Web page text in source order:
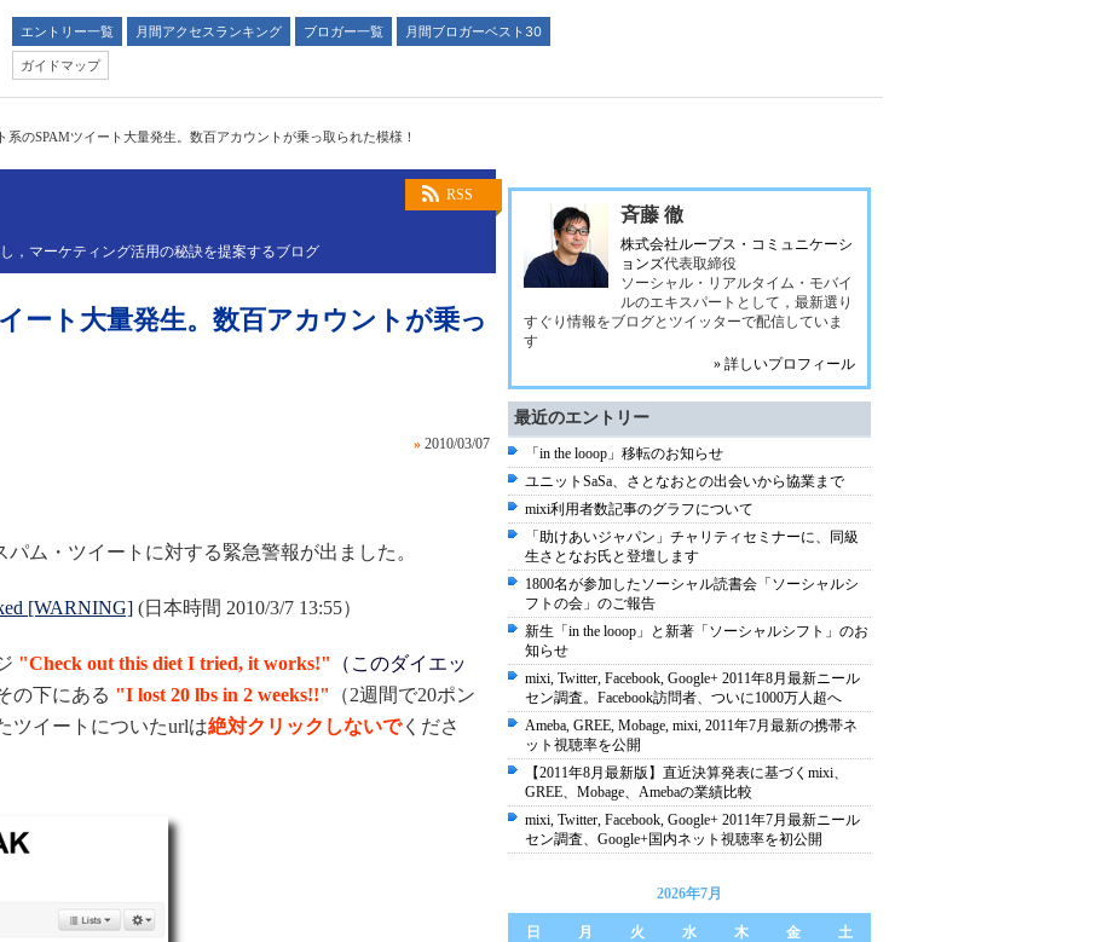
エントリー一覧 月間アクセスランキング ブロガー一覧
月間ブロガーベスト30
ガイドマップ
系のSPAMツイート大量発生。数百アカウントが乗っ取られた模様！
RSS
，マーケティング活用の秘訣を提案するブログ
ート大量発生。数百アカウントが乗っ
» 2010/03/07
パム・ツイートに対する緊急警報が出ました。
[WARNING] (日本時間 2010/3/7 13:55）
"Check out this diet I tried, it works!"
（このダイエッ
の下にある "I lost 20 lbs in 2 weeks!!"
（2週間で20ポン
ツイートについたurlは絶対クリックしないでくださ
斉藤 徹
株式会社ループス・コミュニケーシ
ョンズ代表取締役
ソーシャル・リアルタイム・モバイ
ルのエキスパートとして，最新選り
すぐり情報をブログとツイッターで配信していま
す
» 詳しいプロフィール
最近のエントリー
「in the looop」移転のお知らせ
ユニットSaSa、さとなおとの出会いから協業まで
mixi利用者数記事のグラフについて
「助けあいジャパン」チャリティセミナーに、同級
生さとなお氏と登壇します
1800名が参加したソーシャル読書会「ソーシャルシ
フトの会」のご報告
新生「in the looop」と新著「ソーシャルシフト」のお
知らせ
mixi, Twitter, Facebook, Google+ 2011年8月最新ニール
セン調査。Facebook訪問者、ついに1000万人超へ
Ameba, GREE, Mobage, mixi, 2011年7月最新の携帯ネ
ット視聴率を公開
【2011年8月最新版】直近決算発表に基づくmixi、
GREE、Mobage、Amebaの業績比較
mixi, Twitter, Facebook, Google+ 2011年7月最新ニール
セン調査、Google+国内ネット視聴率を初公開
2026年7月
日 月 火 水 木 金 土